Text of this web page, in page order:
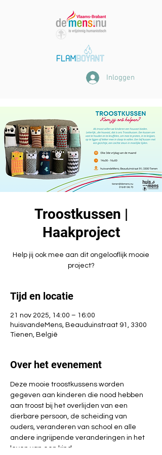
Inloggen
Troostkussen |
Haakproject
Help jij ook mee aan dit ongelooflijk mooie
project?
Tijd en locatie
21 nov 2025, 14:00 – 16:00
huisvandeMens, Beauduinstraat 91, 3300
Tienen, België
Over het evenement
Deze mooie troostkussens worden
gegeven aan kinderen die nood hebben
aan troost bij het overlijden van een
dierbare persoon, de scheiding van
ouders, veranderen van school en alle
andere ingrijpende veranderingen in het
leven van een kind.